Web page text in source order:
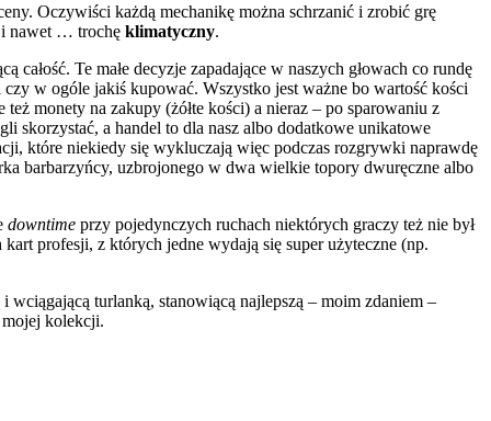
Oczywiści każdą mechanikę można schrzanić i zrobić grę
i nawet … trochę klimatyczny.
całość. Te małe decyzje zapadające w naszych głowach co rundę
w ogóle jakiś kupować. Wszystko jest ważne bo wartość kości
monety na zakupy (żółte kości) a nieraz – po sparowaniu z
skorzystać, a handel to dla nasz albo dodatkowe unikatowe
które niekiedy się wykluczają więc podczas rozgrywki naprawdę
barbarzyńcy, uzbrojonego w dwa wielkie topory dwuręczne albo
downtime przy pojedynczych ruchach niektórych graczy też nie był
profesji, z których jedne wydają się super użyteczne (np.
turlanką, stanowiącą najlepszą – moim zdaniem –
mojej kolekcji.